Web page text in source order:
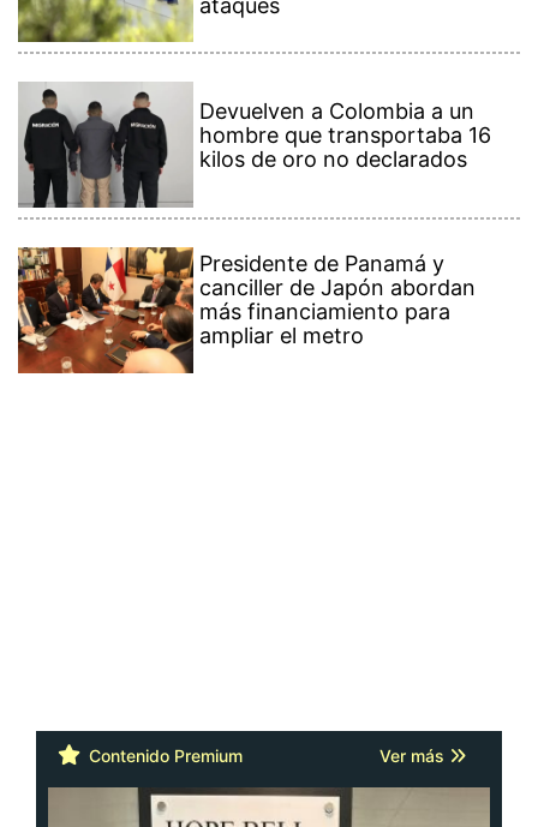
ataques
Devuelven a Colombia a un
hombre que transportaba 16
kilos de oro no declarados
Presidente de Panamá y
canciller de Japón abordan
más financiamiento para
ampliar el metro
Contenido Premium Ver más